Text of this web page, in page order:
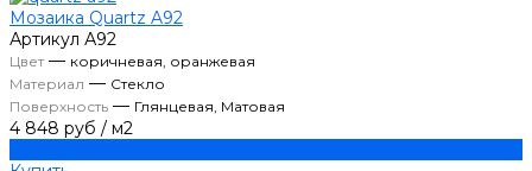
Мозаика Quartz A92
Артикул А92
Цвет— коричневая, оранжевая
Материал — Стекло
Поверхность — Глянцевая, Матовая
4 848 руб / м2